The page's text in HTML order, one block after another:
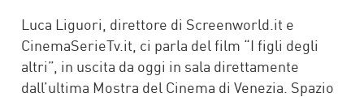
Luca Liguori, direttore di Screenworld.it e
CinemaSerieTv.it, ci parla del film “I figli degli
altri”, in uscita da oggi in sala direttamente
dall’ultima Mostra del Cinema di Venezia. Spazio